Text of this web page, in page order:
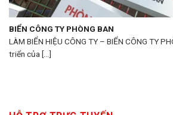
BIỂN CÔNG TY PHÒNG BAN
LÀM BIỂN HIỆU CÔNG TY – BIỂN CÔNG TY
triển của [...]